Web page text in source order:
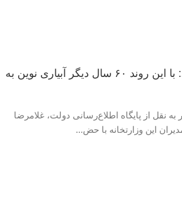
وزیر جهاد کشاورزی: با این روند ۶۰ سال دیگر آبیاری نوین به
نقل از پایگاه اطلاع‌رسانی دولت، غلامرضا
این وزارتخانه با حض...